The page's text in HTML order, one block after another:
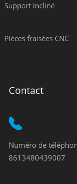
Support incliné
Pièces fraisées CNC
Contact
Numéro de
8613480439007